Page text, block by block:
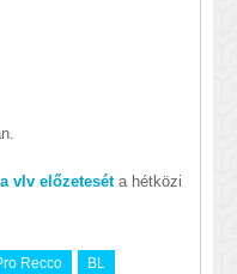
a vlv előzetesét a hétközi
Recco BL